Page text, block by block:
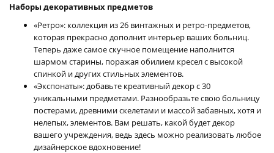
Наборы декоративных предметов
«Ретро»: коллекция из 26 винтажных и ретро-предметов,
которая прекрасно дополнит интерьер ваших больниц.
Теперь даже самое скучное помещение наполнится
шармом старины, поражая обилием кресел с высокой
спинкой и других стильных элементов.
«Экспонаты»: добавьте креативный декор с 30
уникальными предметами. Разнообразьте свою больницу
постерами, древними скелетами и массой забавных, хотя и
нелепых, элементов. Вам решать, какой будет декор
вашего учреждения, ведь здесь можно реализовать любое
дизайнерское вдохновение!